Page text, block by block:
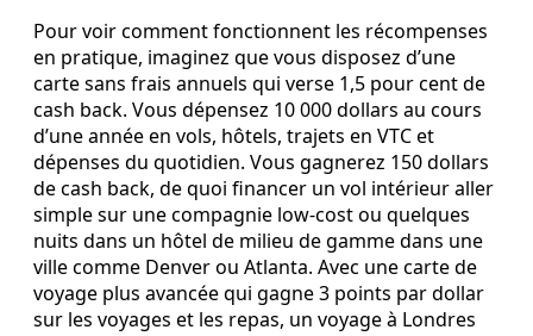
Pour voir comment fonctionnent les récompenses
en pratique, imaginez que vous disposez d’une
carte sans frais annuels qui verse 1,5 pour cent de
cash back. Vous dépensez 10 000 dollars au cours
d’une année en vols, hôtels, trajets en VTC et
dépenses du quotidien. Vous gagnerez 150 dollars
de cash back, de quoi financer un vol intérieur aller
simple sur une compagnie low‑cost ou quelques
nuits dans un hôtel de milieu de gamme dans une
ville comme Denver ou Atlanta. Avec une carte de
voyage plus avancée qui gagne 3 points par dollar
sur les voyages et les repas, un voyage à Londres